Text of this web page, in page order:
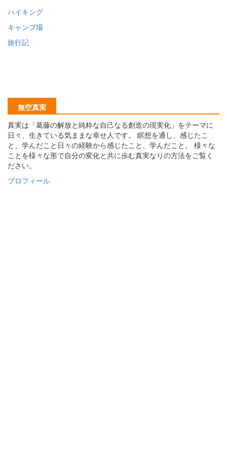
ハイキング
キャンプ場
旅行記
無空真実
真実は「葛藤の解放と純粋な自己なる創造の現実化」をテーマに
日々、生きている気ままな幸せ人です。 瞑想を通し、感じたこ
と、学んだこと日々の経験から感じたこと、学んだこと。 様々な
ことを様々な形で自分の変化と共に歩む真実なりの方法をご覧く
ださい。
プロフィール